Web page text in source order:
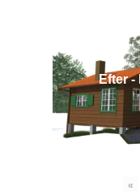
Efter -
«